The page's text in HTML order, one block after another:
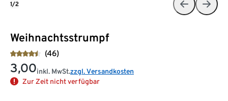
Weihnachtsstrumpf
(46)
3,00inkl. MwSt.zzgl. Versandkosten
Zur Zeit nicht verfügbar
1/2